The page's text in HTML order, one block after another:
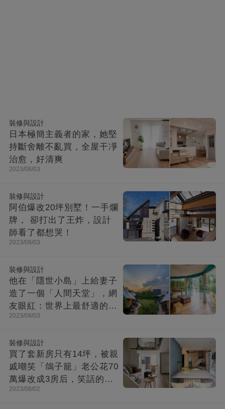
裝修與設計
日本極簡主義者的家，她堅
持斷舍離不亂買，全屋干凈
治愈，好清爽
2023/08/03
裝修與設計
阿伯爆改20坪別墅！一手爛
牌， 卻打出了王炸，設計
師看了都想哭！
2023/08/03
裝修與設計
他在「隱世小島」上給妻子
造了一個「人間天堂」，網
友眼紅：世界上最舒適的時
光都在這里
2023/08/03
裝修與設計
買了套新房只有14坪，被親
戚嘲笑「鴿子籠」老公花70
萬爆改成3房后，笑話的親
戚不吭聲了
2023/08/02